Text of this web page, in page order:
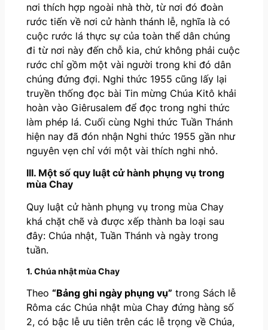
nơi thích hợp ngoài nhà thờ, từ nơi đó đoàn
rước tiến về nơi cử hành thánh lễ, nghĩa là có
cuộc rước lá thực sự của toàn thể dân chúng
đi từ nơi này đến chỗ kia, chứ không phải cuộc
rước chỉ gồm một vài người trong khi đó dân
chúng đứng đợi. Nghi thức 1955 cũng lấy lại
truyền thống đọc bài Tin mừng Chúa Kitô khải
hoàn vào Giêrusalem để đọc trong nghi thức
làm phép lá. Cuối cùng Nghi thức Tuần Thánh
hiện nay đã đón nhận Nghi thức 1955 gần như
nguyên vẹn chỉ với một vài thích nghi nhỏ.
III. Một số quy luật cử hành phụng vụ trong
mùa Chay
Quy luật cử hành phụng vụ trong mùa Chay
khá chặt chẽ và được xếp thành ba loại sau
đây: Chúa nhật, Tuần Thánh và ngày trong
tuần.
1. Chúa nhật mùa Chay
Theo “Bảng ghi ngày phụng vụ” trong Sách lễ
Rôma các Chúa nhật mùa Chay đứng hàng số
2, có bậc lễ ưu tiên trên các lễ trọng về Chúa,